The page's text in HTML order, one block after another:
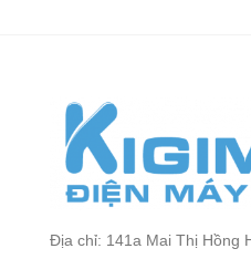
Địa chỉ: 141a Mai Thị Hồng